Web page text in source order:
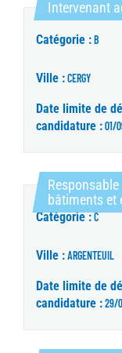
Intervenant
Catégorie :B
Ville :CERGY
Date limite de
candidature :01/
bâtiments et
Catégorie :C
Ville :ARGENTEUIL
Date limite de
candidature :29/